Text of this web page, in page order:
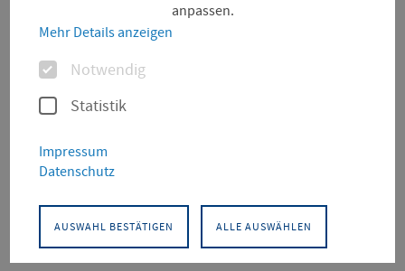
KONTAKT
Wirtschaftswissenschaften
Leitung Praktikantenamt
anpassen.
Mehr Details anzeigen
OptionenNotwendig
Statistik
Impressum
Datenschutz
AUSWAHL BESTÄTIGEN ALLE AUSWÄHLEN